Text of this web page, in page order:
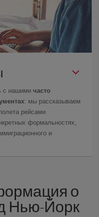
с нашими часто
: мы рассказываем
рейсами
формальностях,
и
о
Нью-Йорк